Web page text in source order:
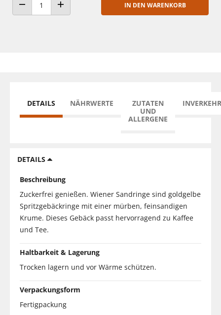
ANZAHL VERRINGERNANZAHL ERHÖHEN
IN DEN WARENKORB
DETAILS NÄHRWERTE
ZUTATEN
UND
ALLERGENE
DETAILS
Beschreibung
Zuckerfrei genießen. Wiener Sandringe sind goldgelbe
Spritzgebäckringe mit einer mürben, feinsandigen
Krume. Dieses Gebäck passt hervorragend zu Kaffee
und Tee.
Haltbarkeit & Lagerung
Trocken lagern und vor Wärme schützen.
Verpackungsform
Fertigpackung